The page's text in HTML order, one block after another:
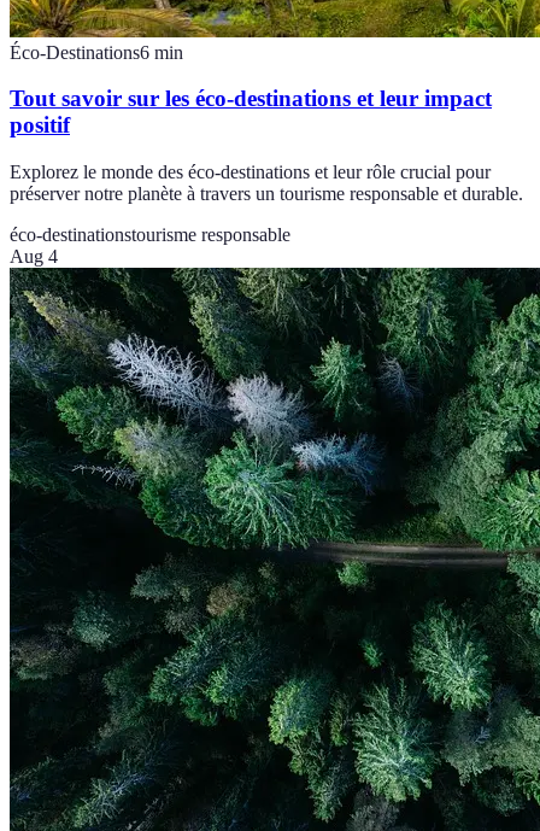
Éco-Destinations6 min
Tout savoir sur les éco-destinations et leur impact
positif
Explorez le monde des éco-destinations et leur rôle crucial pour
préserver notre planète à travers un tourisme responsable et durable.
éco-destinationstourisme responsable
Aug 4